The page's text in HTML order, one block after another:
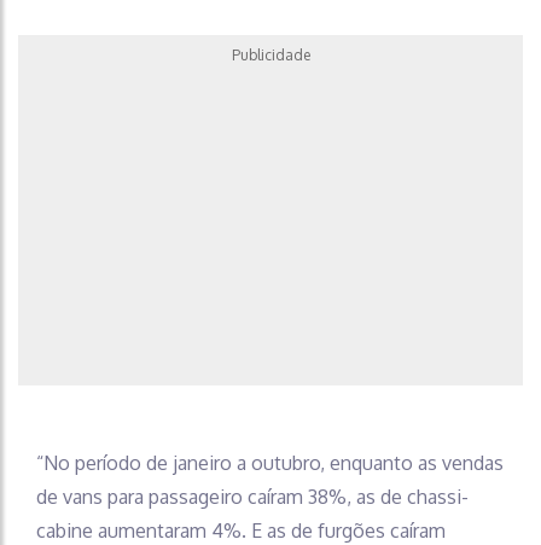
Publicidade
“No período de janeiro a outubro, enquanto as vendas
de vans para passageiro caíram 38%, as de chassi-
cabine aumentaram 4%. E as de furgões caíram